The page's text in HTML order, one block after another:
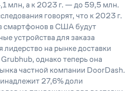
млн, а к 2023 г. — до 59,5 млн.
говорят, что к 2023 г.
смартфонов в США будут
устройства для заказа
на рынке доставки
однако теперь она
частной компании DoorDash.
27,6% доли